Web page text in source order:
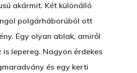
akármit. Két különálló
polgárháborúból ott
Egy olyan ablak, amiről
is lepereg. Nagyon érdekes
és egy kerti